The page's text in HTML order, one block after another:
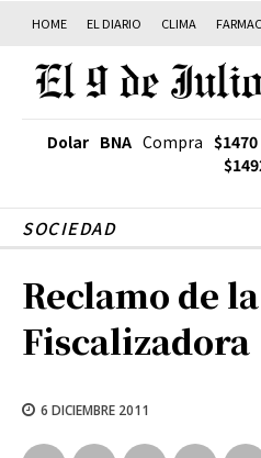
HOME EL DIARIO CLIMA
Dolar BNA Compra $1470
SOCIEDAD
Reclamo de
Fiscalizadora
6 DICIEMBRE 2011